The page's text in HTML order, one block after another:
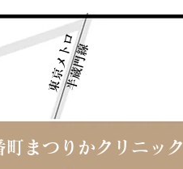
町まつりかクリニック
東京メトロ​半蔵門線